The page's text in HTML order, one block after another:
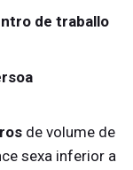
de traballo
de volume de
sexa inferior a